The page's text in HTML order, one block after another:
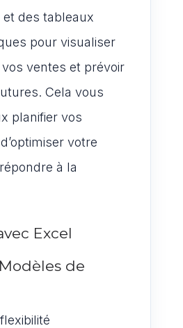
des tableaux
pour visualiser
ventes et prévoir
Cela vous
planifier vos
votre
à la
Excel
de